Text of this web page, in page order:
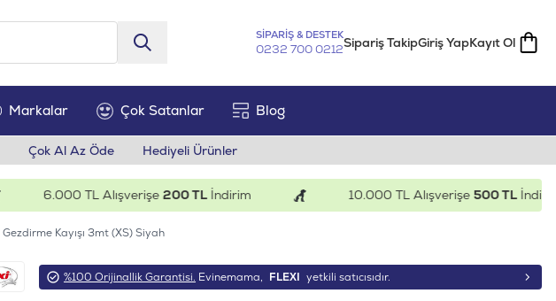
SİPARİŞ & DESTEK
0232 700 0212Sipariş TakipGiriş YapKayıt Ol
Markalar Çok Satanlar Blog
Çok Al Az Öde Hediyeli Ürünler
6.000 TL Alışverişe200 TLİndirim 10.000 TL Alışverişe500 TLİndirim
Kayışı 3mt (XS) Siyah
%100 Orijinallik Garantisi. Evinemama, FLEXI yetkili satıcısıdır.